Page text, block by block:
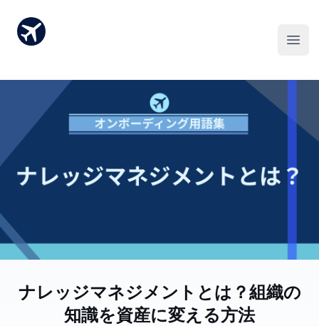
ナレッジマネジメントとは？組織の
知識を資産に変える方法